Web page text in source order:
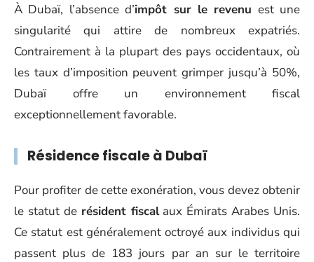
À Dubaï, l’absence d’impôt sur le revenu est une
singularité qui attire de nombreux expatriés.
Contrairement à la plupart des pays occidentaux, où
les taux d’imposition peuvent grimper jusqu’à 50%,
Dubaï offre un environnement fiscal
exceptionnellement favorable.
Résidence fiscale à Dubaï
Pour profiter de cette exonération, vous devez obtenir
le statut de résident fiscalaux Émirats Arabes Unis.
Ce statut est généralement octroyé aux individus qui
passent plus de 183 jours par an sur le territoire